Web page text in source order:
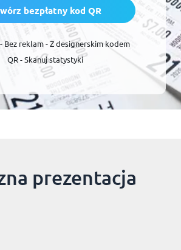
bezpłatny kod QR
Bez reklam - Z designerskim kodem
QR - Skanuj statystyki
prezentacja